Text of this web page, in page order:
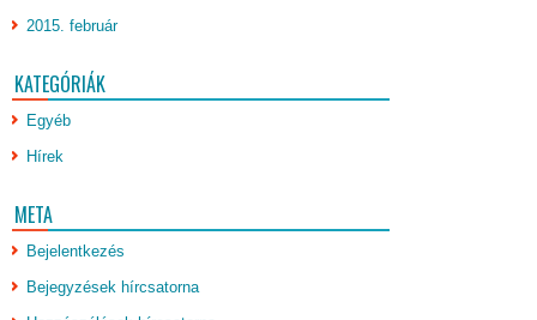
2015. február
KATEGÓRIÁK
Egyéb
Hírek
META
Bejelentkezés
Bejegyzések hírcsatorna